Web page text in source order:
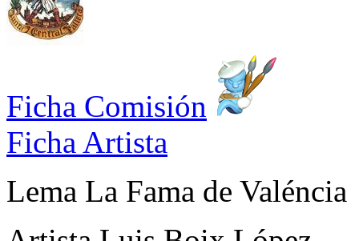
Ficha Comisión
Ficha Artista
Lema La Fama de Valéncia